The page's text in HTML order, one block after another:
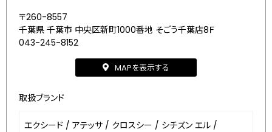
〒260-8557
千葉県 千葉市 中央区新町1000番地 そごう千葉店8Ｆ
043-245-8152
MAPを表示する
取扱ブランド
エクシード / アテッサ / クロスシー / シチズン エル /